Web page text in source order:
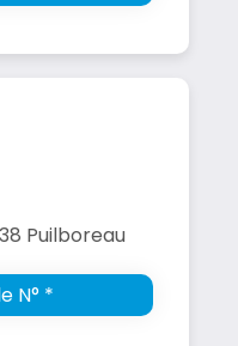
Puilboreau
N° *